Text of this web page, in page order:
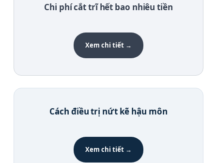
Chi phí cắt trĩ hết bao nhiêu tiền
Xem chi tiết →
Cách điều trị nứt kẽ hậu môn
Xem chi tiết →